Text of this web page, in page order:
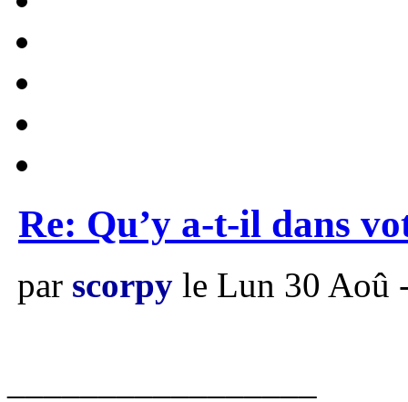
Re: Qu’y a-t-il dans
par scorpy le Lun 30 Aoû